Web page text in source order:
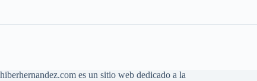
hiberhernandez.com es un sitio web dedicado a la